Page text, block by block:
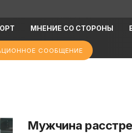
МНЕНИЕ СО СТОРОНЫ
СООБЩЕНИЕ
Мужчина